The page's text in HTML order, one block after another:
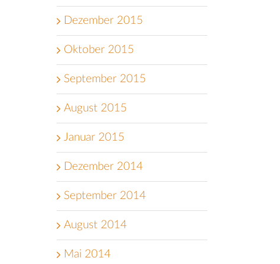
Dezember 2015
Oktober 2015
September 2015
August 2015
Januar 2015
Dezember 2014
September 2014
August 2014
Mai 2014